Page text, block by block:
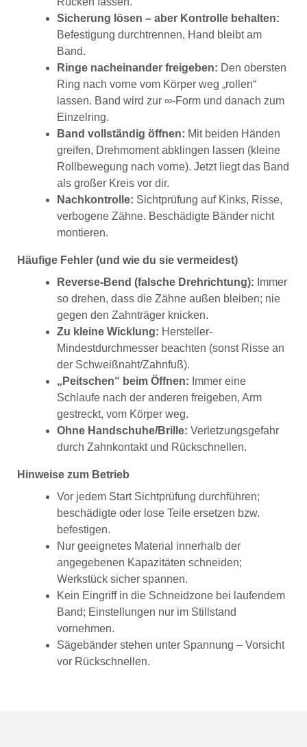
Sicherung lösen – aber Kontrolle behalten:
Befestigung durchtrennen, Hand bleibt am
Band.
Ringe nacheinander freigeben: Den obersten
Ring nach vorne vom Körper weg „rollen“
lassen. Band wird zur ∞-Form und danach zum
Einzelring.
Band vollständig öffnen: Mit beiden Händen
greifen, Drehmoment abklingen lassen (kleine
Rollbewegung nach vorne). Jetzt liegt das Band
als großer Kreis vor dir.
Nachkontrolle: Sichtprüfung auf Kinks, Risse,
verbogene Zähne. Beschädigte Bänder nicht
montieren.
Häufige Fehler (und wie du sie vermeidest)
Reverse-Bend (falsche Drehrichtung): Immer
so drehen, dass die Zähne außen bleiben; nie
gegen den Zahnträger knicken.
Zu kleine Wicklung: Hersteller-
Mindestdurchmesser beachten (sonst Risse an
der Schweißnaht/Zahnfuß).
„Peitschen“ beim Öffnen: Immer eine
Schlaufe nach der anderen freigeben, Arm
gestreckt, vom Körper weg.
Ohne Handschuhe/Brille: Verletzungsgefahr
durch Zahnkontakt und Rückschnellen.
Hinweise zum Betrieb
Vor jedem Start Sichtprüfung durchführen;
beschädigte oder lose Teile ersetzen bzw.
befestigen.
Nur geeignetes Material innerhalb der
angegebenen Kapazitäten schneiden;
Werkstück sicher spannen.
Kein Eingriff in die Schneidzone bei laufendem
Band; Einstellungen nur im Stillstand
vornehmen.
Sägebänder stehen unter Spannung – Vorsicht
vor Rückschnellen.